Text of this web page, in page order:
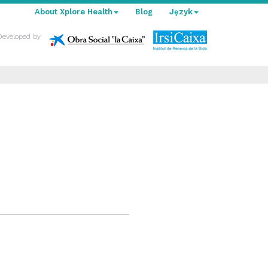
Język
About Xplore Health Blog
by